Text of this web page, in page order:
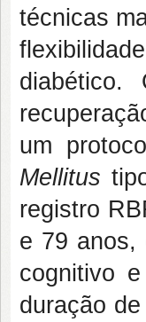
técnicas
um
Mellitus
registro
e 79 anos,
cognitivo
duração